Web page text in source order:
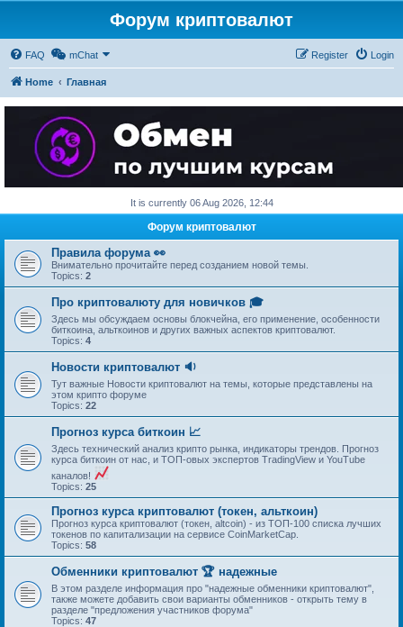
Форум криптовалют
FAQ mChat Login
Register
Home Главная
It is currently 06 Aug 2026, 12:44
Форум криптовалют
Правила форума 👀
Внимательно прочитайте перед созданием новой темы.
Topics: 2
Про криптовалюту для новичков 🎓
Здесь мы обсуждаем основы блокчейна, его применение, особенности
биткоина, альткоинов и других важных аспектов криптовалют.
Topics: 4
Новости криптовалют 🔉
Тут важные Новости криптовалют на темы, которые представлены на
этом крипто форуме
Topics: 22
Прогноз курса биткоин 📈
Здесь технический анализ крипто рынка, индикаторы трендов. Прогноз
курса биткоин от нас, и ТОП-овых экспертов TradingView и YouTube
каналов!
Topics: 25
Прогноз курса криптовалют (токен, альткоин)
Прогноз курса криптовалют (токен, altcoin) - из ТОП-100 списка лучших
токенов по капитализации на сервисе CoinMarketCap.
Topics: 58
Обменники криптовалют 🏆 надежные
В этом разделе информация про "надежные обменники криптовалют",
также можете добавить свои варианты обменников - открыть тему в
разделе "предложения участников форума"
Topics: 47